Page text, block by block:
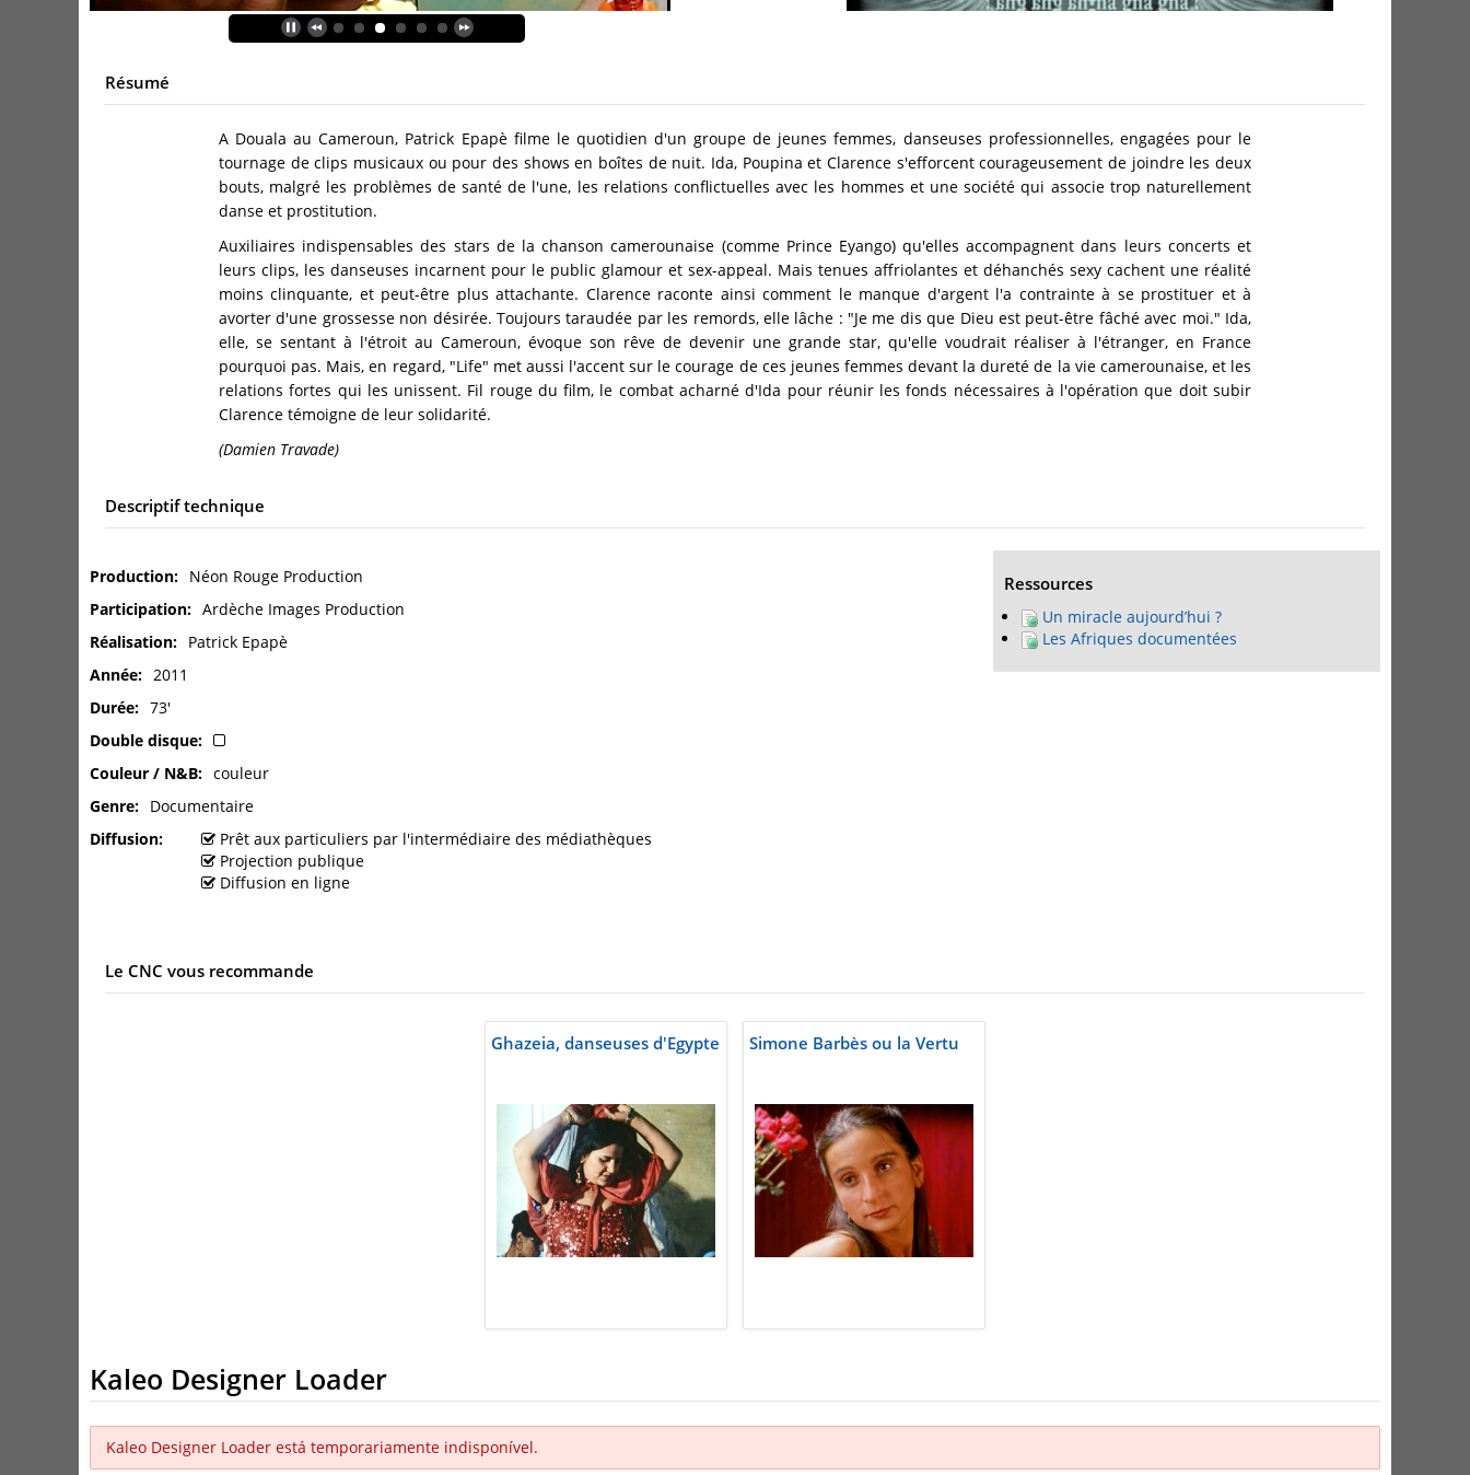
Résumé
A Douala au Cameroun, Patrick Epapè filme le quotidien d'un groupe de jeunes femmes, danseuses professionnelles, engagées pour le
tournage de clips musicaux ou pour des shows en boîtes de nuit. Ida, Poupina et Clarence s'efforcent courageusement de joindre les deux
bouts, malgré les problèmes de santé de l'une, les relations conflictuelles avec les hommes et une société qui associe trop naturellement
danse et prostitution.
Auxiliaires indispensables des stars de la chanson camerounaise (comme Prince Eyango) qu'elles accompagnent dans leurs concerts et
leurs clips, les danseuses incarnent pour le public glamour et sex-appeal. Mais tenues affriolantes et déhanchés sexy cachent une réalité
moins clinquante, et peut-être plus attachante. Clarence raconte ainsi comment le manque d'argent l'a contrainte à se prostituer et à
avorter d'une grossesse non désirée. Toujours taraudée par les remords, elle lâche : "Je me dis que Dieu est peut-être fâché avec moi." Ida,
elle, se sentant à l'étroit au Cameroun, évoque son rêve de devenir une grande star, qu'elle voudrait réaliser à l'étranger, en France
pourquoi pas. Mais, en regard, "Life" met aussi l'accent sur le courage de ces jeunes femmes devant la dureté de la vie camerounaise, et les
relations fortes qui les unissent. Fil rouge du film, le combat acharné d'Ida pour réunir les fonds nécessaires à l'opération que doit subir
Clarence témoigne de leur solidarité.
(Damien Travade)
Descriptif technique
Production
Néon Rouge Production
Participation
Ardèche Images Production
Réalisation
Patrick Epapè
Année
2011
Durée
73'
Double disque
Couleur / N&B
couleur
Genre
Documentaire
Diffusion
Prêt aux particuliers par l'intermédiaire des médiathèques
Projection publique
Diffusion en ligne
Ressources
Un miracle aujourd’hui ?
Les Afriques documentées
Le CNC vous recommande
Ghazeia, danseuses d'Egypte Simone Barbès ou la Vertu
Kaleo Designer Loader
Kaleo Designer Loader está temporariamente indisponível.